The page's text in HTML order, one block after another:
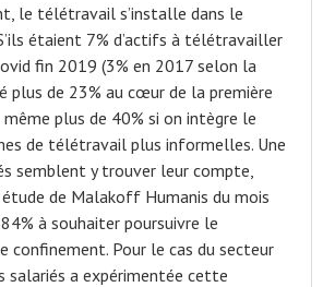
le télétravail s’installe dans le
étaient 7% d’actifs à télétravailler
fin 2019 (3% en 2017 selon la
plus de 23% au cœur de la première
plus de 40% si on intègre le
de télétravail plus informelles. Une
semblent y trouver leur compte,
de Malakoff Humanis du mois
à souhaiter poursuivre le
confinement. Pour le cas du secteur
salariés a expérimentée cette